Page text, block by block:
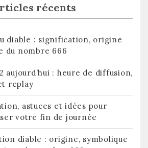
récents
diable : signification, origine
du nombre 666
aujourd’hui : heure de diffusion,
replay
astuces et idées pour
votre fin de journée
diable : origine, symbolique